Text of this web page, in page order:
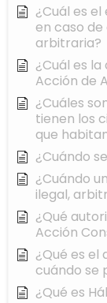
¿Cuál es
en caso
arbitraria?
¿Cuál es
Acción de
¿Cuáles
tienen los
que
¿Cuándo
¿Cuándo
ilegal,
¿Qué
Acción
¿Qué es
cuándo se
¿Qué es